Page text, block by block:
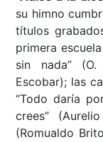
su himno
títulos
primera
sin nada” (O.
Escobar); las
“Todo daría
crees”
(Romualdo